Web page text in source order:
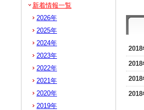
2018
2018
2018
2018
新着情報一覧
2026年
2025年
2024年
2023年
2022年
2021年
2020年
2019年